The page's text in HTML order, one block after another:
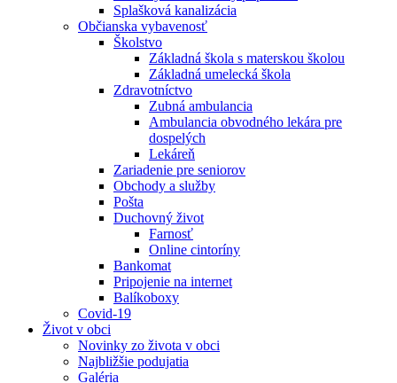
Splašková kanalizácia
Občianska vybavenosť
Školstvo
Základná škola s materskou školou
Základná umelecká škola
Zdravotníctvo
Zubná ambulancia
Ambulancia obvodného lekára pre
dospelých
Lekáreň
Zariadenie pre seniorov
Obchody a služby
Pošta
Duchovný život
Farnosť
Online cintoríny
Bankomat
Pripojenie na internet
Balíkoboxy
Covid-19
Život v obci
Novinky zo života v obci
Najbližšie podujatia
Galéria